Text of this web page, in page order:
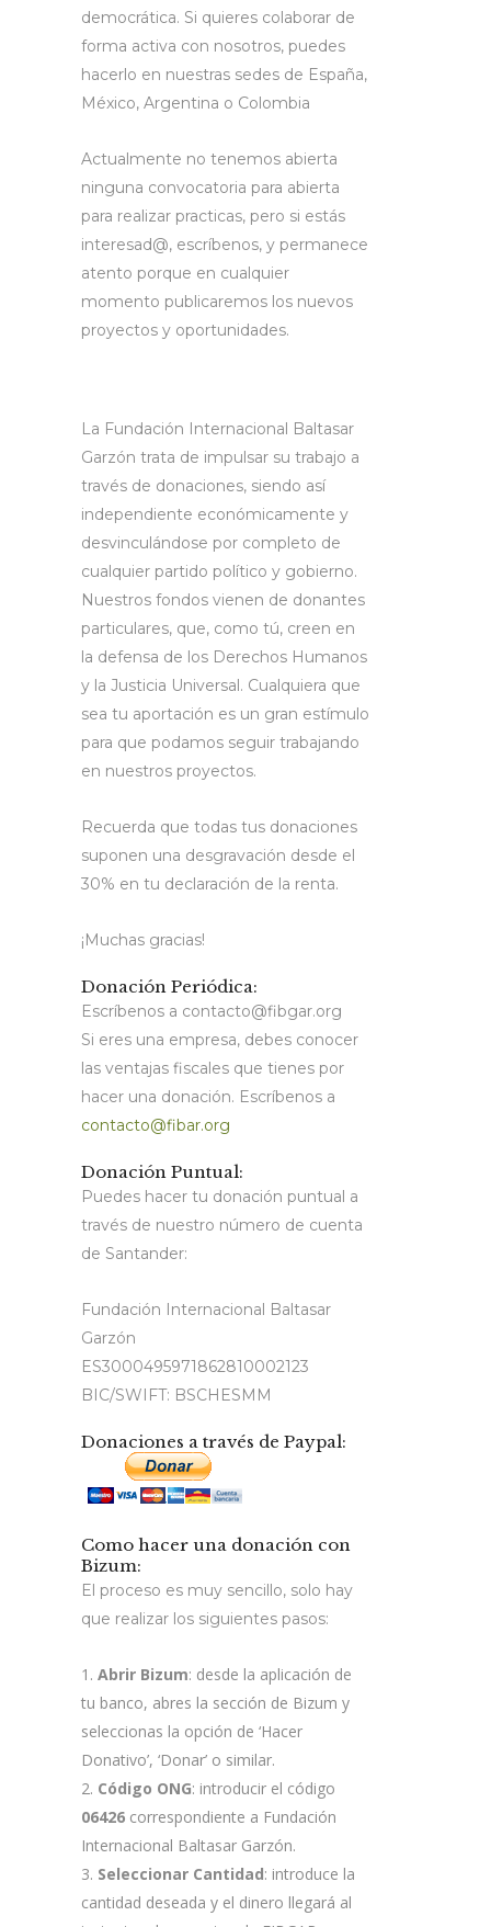
democrática. Si quieres colaborar de
forma activa con nosotros, puedes
hacerlo en nuestras sedes de España,
México, Argentina o Colombia
Actualmente no tenemos abierta
ninguna convocatoria para abierta
para realizar practicas, pero si estás
interesad@, escríbenos, y permanece
atento porque en cualquier
momento publicaremos los nuevos
proyectos y oportunidades.
La Fundación Internacional Baltasar
Garzón trata de impulsar su trabajo a
través de donaciones, siendo así
independiente económicamente y
desvinculándose por completo de
cualquier partido político y gobierno.
Nuestros fondos vienen de donantes
particulares, que, como tú, creen en
la defensa de los Derechos Humanos
y la Justicia Universal. Cualquiera que
sea tu aportación es un gran estímulo
para que podamos seguir trabajando
en nuestros proyectos.
Recuerda que todas tus donaciones
suponen una desgravación desde el
30% en tu declaración de la renta.
¡Muchas gracias!
Donación Periódica:
Escríbenos a contacto@fibgar.org
Si eres una empresa, debes conocer
las ventajas fiscales que tienes por
hacer una donación. Escríbenos a
contacto@fibar.org
Donación Puntual:
Puedes hacer tu donación puntual a
través de nuestro número de cuenta
de Santander:
Fundación Internacional Baltasar
Garzón
ES3000495971862810002123
BIC/SWIFT: BSCHESMM
Donaciones a través de Paypal:
Como hacer una donación con
Bizum:
El proceso es muy sencillo, solo hay
que realizar los siguientes pasos:
Abrir Bizum: desde la aplicación de
tu banco, abres la sección de Bizum y
seleccionas la opción de ‘Hacer
Donativo’, ‘Donar’ o similar.
Código ONG: introducir el código
06426 correspondiente a Fundación
Internacional Baltasar Garzón.
Seleccionar Cantidad: introduce la
cantidad deseada y el dinero llegará al